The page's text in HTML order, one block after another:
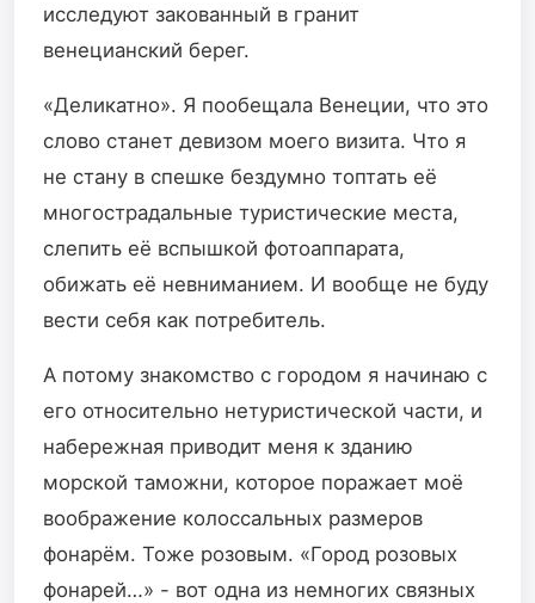
исследуют закованный в гранит
венецианский берег.
«Деликатно». Я пообещала Венеции, что это
слово станет девизом моего визита. Что я
не стану в спешке бездумно топтать её
многострадальные туристические места,
слепить её вспышкой фотоаппарата,
обижать её невниманием. И вообще не буду
вести себя как потребитель.
А потому знакомство с городом я начинаю с
его относительно нетуристической части, и
набережная приводит меня к зданию
морской таможни, которое поражает моё
воображение колоссальных размеров
фонарём. Тоже розовым. «Город розовых
фонарей…» - вот одна из немногих связных